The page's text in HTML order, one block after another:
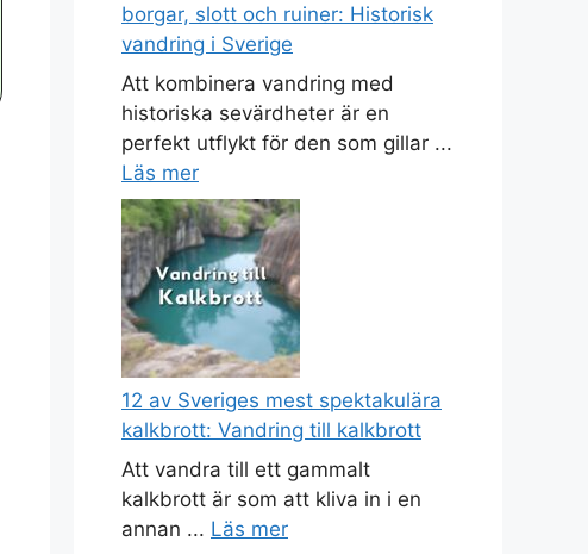
borgar, slott och ruiner: Historisk
vandring i Sverige
Att kombinera vandring med
historiska sevärdheter är en
perfekt utflykt för den som gillar ...
Läs mer
12 av Sveriges mest spektakulära
kalkbrott: Vandring till kalkbrott
Att vandra till ett gammalt
kalkbrott är som att kliva in i en
annan ... Läs mer